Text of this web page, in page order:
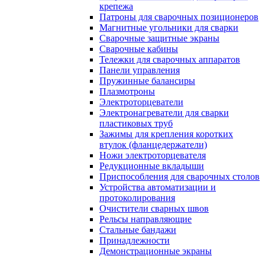
крепежа
Патроны для сварочных позиционеров
Магнитные угольники для сварки
Сварочные защитные экраны
Сварочные кабины
Тележки для сварочных аппаратов
Панели управления
Пружинные балансиры
Плазмотроны
Электроторцеватели
Электронагреватели для сварки
пластиковых труб
Зажимы для крепления коротких
втулок (фланцедержатели)
Ножи электроторцевателя
Редукционные вкладыши
Приспособления для сварочных столов
Устройства автоматизации и
протоколирования
Очистители сварных швов
Рельсы направляющие
Стальные бандажи
Принадлежности
Демонстрационные экраны